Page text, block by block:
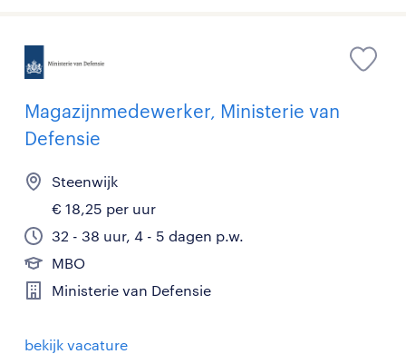
Magazijnmedewerker, Ministerie van
Defensie
Steenwijk
€ 18,25 per uur
32 - 38 uur, 4 - 5 dagen p.w.
MBO
Ministerie van Defensie
bekijk vacature